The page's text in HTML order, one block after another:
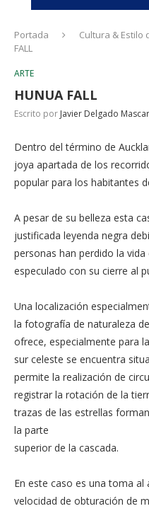
Portada Cultura & Estilo
FALL
ARTE
HUNUA FALL
Escrito por Javier Delgado
Dentro del término de
joya apartada de los
popular para los habitantes
A pesar de su belleza esta
justificada leyenda negra
personas han perdido la
especulado con su cierre al
Una localización
la fotografía de naturaleza
ofrece, especialmente para
sur celeste se encuentra
permite la realización de
registrar la rotación de la
trazas de las estrellas
la parte
superior de la cascada.
En este caso es una toma
velocidad de obturación de